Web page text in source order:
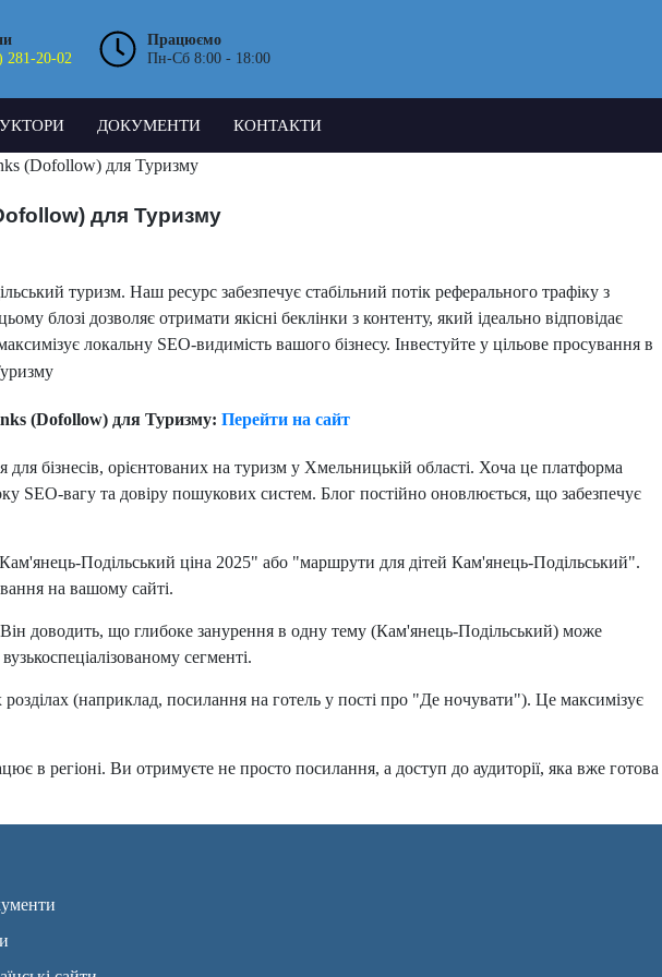
281-20-02
Працюємо
Пн-Сб 8:00 - 18:00
ДОКУМЕНТИ КОНТАКТИ
для Туризму
для Туризму
туризм. Наш ресурс забезпечує стабільний потік реферального трафіку з
блозі дозволяє отримати якісні беклінки з контенту, який ідеально відповідає
локальну SEO-видимість вашого бізнесу. Інвестуйте у цільове просування в
(Dofollow) для Туризму: Перейти на сайт
бізнесів, орієнтованих на туризм у Хмельницькій області. Хоча це платформа
SEO-вагу та довіру пошукових систем. Блог постійно оновлюється, що забезпечує
Подільський ціна 2025" або "маршрути для дітей Кам'янець-Подільський".
на вашому сайті.
доводить, що глибоке занурення в одну тему (Кам'янець-Подільський) може
сегменті.
(наприклад, посилання на готель у пості про "Де ночувати"). Це максимізує
в регіоні. Ви отримуєте не просто посилання, а доступ до аудиторії, яка вже готова